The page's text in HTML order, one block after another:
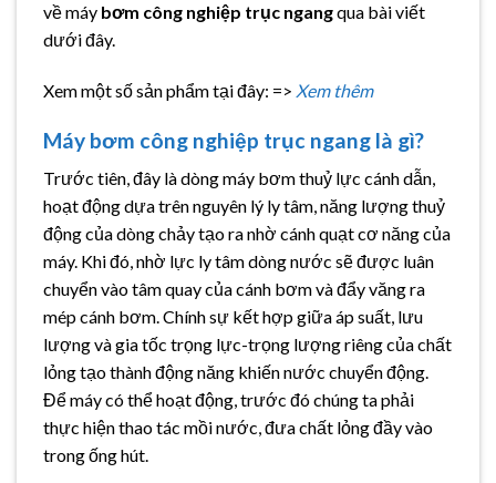
về máy bơm công nghiệp trục ngangqua bài viết
dưới đây.
Xem một số sản phẩm tại đây: => Xem thêm
Máy bơm công nghiệp trục ngang là gì?
Trước tiên, đây là dòng máy bơm thuỷ lực cánh dẫn,
hoạt động dựa trên nguyên lý ly tâm, năng lượng thuỷ
động của dòng chảy tạo ra nhờ cánh quạt cơ năng của
máy. Khi đó, nhờ lực ly tâm dòng nước sẽ được luân
chuyển vào tâm quay của cánh bơm và đẩy văng ra
mép cánh bơm. Chính sự kết hợp giữa áp suất, lưu
lượng và gia tốc trọng lực-trọng lượng riêng của chất
lỏng tạo thành động năng khiến nước chuyển động.
Để máy có thể hoạt động, trước đó chúng ta phải
thực hiện thao tác mồi nước, đưa chất lỏng đầy vào
trong ống hút.